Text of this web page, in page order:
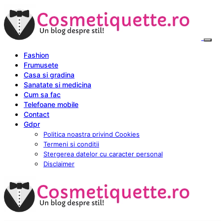
Fashion
Frumusete
Casa si gradina
Sanatate si medicina
Cum sa fac
Telefoane mobile
Contact
Gdpr
Politica noastra privind Cookies
Termeni si conditii
Stergerea datelor cu caracter personal
Disclaimer